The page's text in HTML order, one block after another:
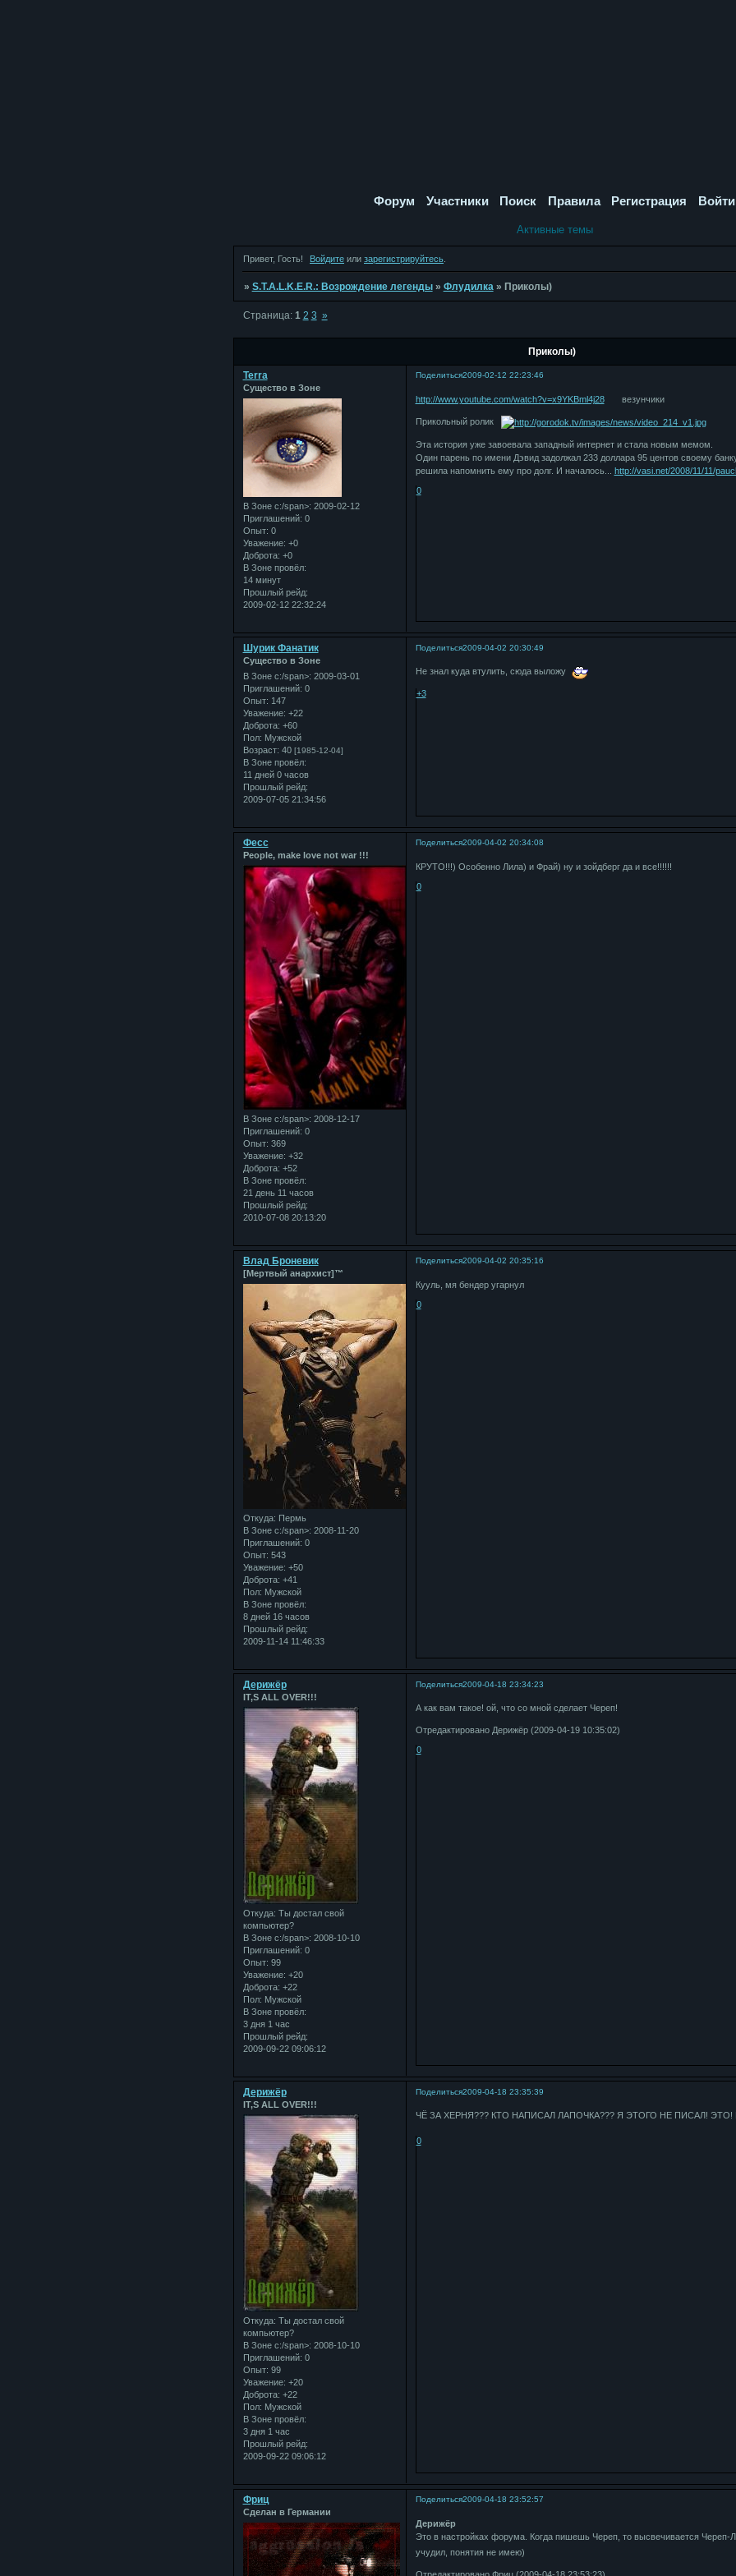
Форум Участники Поиск Правила Регистрация Войти
Активные темы
Привет, Гость! Войдите или зарегистрируйтесь
» S.T.A.L.K.E.R.: Возрождение легенды » Флудилка » Приколы)
Приколы)
Страница: 1 2 3 »
Поделиться2009-02-12 22:23:46
Terra
Существо в Зоне
В Зоне с:/span>: 2009-02-12
Приглашений: 0
Опыт: 0
Уважение: +0
Доброта: +0
В Зоне провёл:
14 минут
Прошлый рейд:
2009-02-12 22:32:24
http://www.youtube.com/watch?v=x9YKBml4j28везунчики
Прикольный ролик
Эта история уже завоевала западный интернет и стала новым мемом.
Один парень по имени Дэвид задолжал 233 доллара 95 центов своему
решила напомнить ему про долг. И началось... http://vasi.net/2008/11/11/
0
Поделиться2009-04-02 20:30:49
Шурик Фанатик
Существо в Зоне
В Зоне с:/span>: 2009-03-01
Приглашений: 0
Опыт: 147
Уважение: +22
Доброта: +60
Пол: Мужской
Возраст: 40 [1985-12-04]
В Зоне провёл:
11 дней 0 часов
Прошлый рейд:
2009-07-05 21:34:56
Не знал куда втулить, сюда выложу
+3
Поделиться2009-04-02 20:34:08
Фесс
People, make love not war !!!
В Зоне с:/span>: 2008-12-17
Приглашений: 0
Опыт: 369
Уважение: +32
Доброта: +52
В Зоне провёл:
21 день 11 часов
Прошлый рейд:
2010-07-08 20:13:20
КРУТО!!!) Особенно Лила) и Фрай) ну и зойдберг да и все!!!!!!
0
Поделиться2009-04-02 20:35:16
Влад Броневик
[Мертвый анархист]™
Откуда: Пермь
В Зоне с:/span>: 2008-11-20
Приглашений: 0
Опыт: 543
Уважение: +50
Доброта: +41
Пол: Мужской
В Зоне провёл:
8 дней 16 часов
Прошлый рейд:
2009-11-14 11:46:33
Кууль, мя бендер угарнул
0
Поделиться2009-04-18 23:34:23
Дерижёр
IT,S ALL OVER!!!
Откуда: Ты достал свой
компьютер?
В Зоне с:/span>: 2008-10-10
Приглашений: 0
Опыт: 99
Уважение: +20
Доброта: +22
Пол: Мужской
В Зоне провёл:
3 дня 1 час
Прошлый рейд:
2009-09-22 09:06:12
А как вам такое! ой, что со мной сделает Череп!
Отредактировано Дерижёр (2009-04-19 10:35:02)
0
Поделиться2009-04-18 23:35:39
Дерижёр
IT,S ALL OVER!!!
Откуда: Ты достал свой
компьютер?
В Зоне с:/span>: 2008-10-10
Приглашений: 0
Опыт: 99
Уважение: +20
Доброта: +22
Пол: Мужской
В Зоне провёл:
3 дня 1 час
Прошлый рейд:
2009-09-22 09:06:12
ЧЁ ЗА ХЕРНЯ??? КТО НАПИСАЛ ЛАПОЧКА??? Я ЭТОГО НЕ ПИСАЛ! ЭТО!
0
Поделиться2009-04-18 23:52:57
Фриц
Сделан в Германии
Дерижёр
Это в настройках форума. Когда пишешь Чeреп, то высвечивается Черeп-
учудил, понятия не имею)